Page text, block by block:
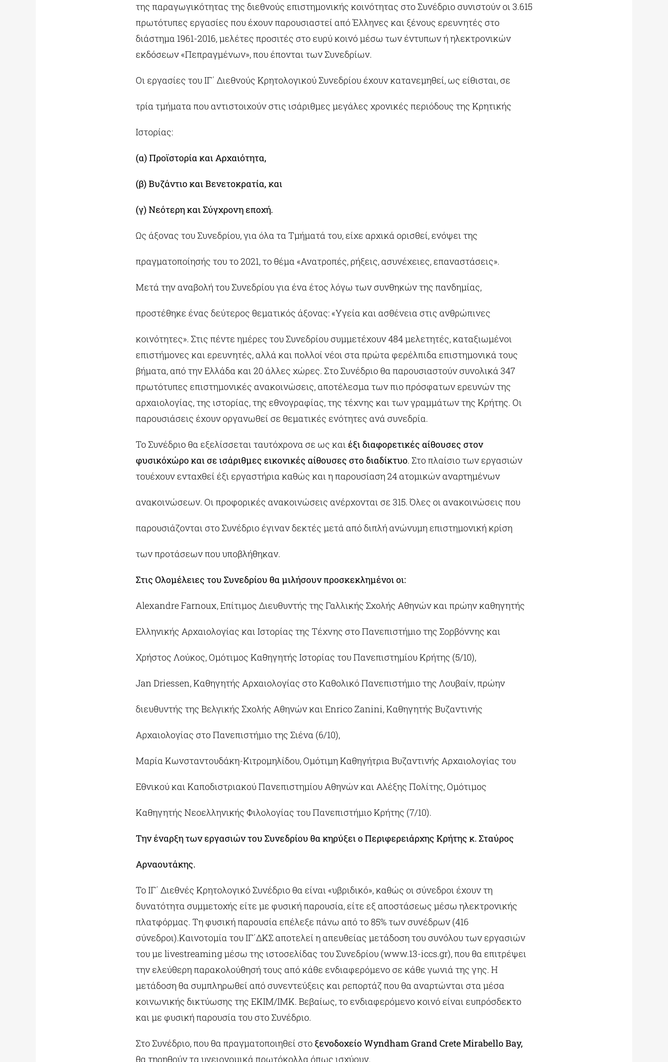
της παραγωγικότητας της διεθνούς επιστημονικής κοινότητας στο Συνέδριο συνιστούν οι 3.615
πρωτότυπες εργασίες που έχουν παρουσιαστεί από Έλληνες και ξένους ερευνητές στο
διάστημα 1961-2016, μελέτες προσιτές στο ευρύ κοινό μέσω των έντυπων ή ηλεκτρονικών
εκδόσεων «Πεπραγμένων», που έπονται των Συνεδρίων.
Οι εργασίες του ΙΓ΄ Διεθνούς Κρητολογικού Συνεδρίου έχουν κατανεμηθεί, ως είθισται, σε
τρία τμήματα που αντιστοιχούν στις ισάριθμες μεγάλες χρονικές περιόδους της Κρητικής
Ιστορίας:
(α) Προϊστορία και Αρχαιότητα,
(β) Βυζάντιο και Βενετοκρατία, και
(γ) Νεότερη και Σύγχρονη εποχή.
Ως άξονας του Συνεδρίου, για όλα τα Τμήματά του, είχε αρχικά ορισθεί, ενόψει της
πραγματοποίησής του το 2021, το θέμα «Ανατροπές, ρήξεις, ασυνέχειες, επαναστάσεις».
Μετά την αναβολή του Συνεδρίου για ένα έτος λόγω των συνθηκών της πανδημίας,
προστέθηκε ένας δεύτερος θεματικός άξονας: «Υγεία και ασθένεια στις ανθρώπινες
κοινότητες». Στις πέντε ημέρες του Συνεδρίου συμμετέχουν 484 μελετητές, καταξιωμένοι
επιστήμονες και ερευνητές, αλλά και πολλοί νέοι στα πρώτα φερέλπιδα επιστημονικά τους
βήματα, από την Ελλάδα και 20 άλλες χώρες. Στο Συνέδριο θα παρουσιαστούν συνολικά 347
πρωτότυπες επιστημονικές ανακοινώσεις, αποτέλεσμα των πιο πρόσφατων ερευνών της
αρχαιολογίας, της ιστορίας, της εθνογραφίας, της τέχνης και των γραμμάτων της Κρήτης. Οι
παρουσιάσεις έχουν οργανωθεί σε θεματικές ενότητες ανά συνεδρία.
Το Συνέδριο θα εξελίσσεται ταυτόχρονα σε ως και έξι διαφορετικές αίθουσες στον
φυσικόχώρο και σε ισάριθμες εικονικές αίθουσες στο διαδίκτυο. Στο πλαίσιο των εργασιών
τουέχουν ενταχθεί έξι εργαστήρια καθώς και η παρουσίαση 24 ατομικών αναρτημένων
ανακοινώσεων. Οι προφορικές ανακοινώσεις ανέρχονται σε 315. Όλες οι ανακοινώσεις που
παρουσιάζονται στο Συνέδριο έγιναν δεκτές μετά από διπλή ανώνυμη επιστημονική κρίση
των προτάσεων που υποβλήθηκαν.
Στις Ολομέλειες του Συνεδρίου θα μιλήσουν προσκεκλημένοι οι:
Alexandre Farnoux, Επίτιμος Διευθυντής της Γαλλικής Σχολής Αθηνών και πρώην καθηγητής
Ελληνικής Αρχαιολογίας και Ιστορίας της Τέχνης στο Πανεπιστήμιο της Σορβόννης και
Χρήστος Λούκος, Ομότιμος Καθηγητής Ιστορίας του Πανεπιστημίου Κρήτης (5/10),
Jan Driessen, Καθηγητής Αρχαιολογίας στο Καθολικό Πανεπιστήμιο της Λουβαίν, πρώην
διευθυντής της Βελγικής Σχολής Αθηνών και Enrico Zanini, Καθηγητής Βυζαντινής
Αρχαιολογίας στο Πανεπιστήμιο της Σιένα (6/10),
Μαρία Κωνσταντουδάκη-Κιτρομηλίδου, Ομότιμη Καθηγήτρια Βυζαντινής Αρχαιολογίας του
Εθνικού και Καποδιστριακού Πανεπιστημίου Αθηνών και Αλέξης Πολίτης, Ομότιμος
Καθηγητής Νεοελληνικής Φιλολογίας του Πανεπιστήμιο Κρήτης (7/10).
Την έναρξη των εργασιών του Συνεδρίου θα κηρύξει ο Περιφερειάρχης Κρήτης κ. Σταύρος
Αρναουτάκης.
Το ΙΓ΄ Διεθνές Κρητολογικό Συνέδριο θα είναι «υβριδικό», καθώς οι σύνεδροι έχουν τη
δυνατότητα συμμετοχής είτε με φυσική παρουσία, είτε εξ αποστάσεως μέσω ηλεκτρονικής
πλατφόρμας. Τη φυσική παρουσία επέλεξε πάνω από το 85% των συνέδρων (416
σύνεδροι).Καινοτομία του ΙΓ΄ΔΚΣ αποτελεί η απευθείας μετάδοση του συνόλου των εργασιών
του με livestreaming μέσω της ιστοσελίδας του Συνεδρίου (www.13-iccs.gr), που θα επιτρέψει
την ελεύθερη παρακολούθησή τους από κάθε ενδιαφερόμενο σε κάθε γωνιά της γης. Η
μετάδοση θα συμπληρωθεί από συνεντεύξεις και ρεπορτάζ που θα αναρτώνται στα μέσα
κοινωνικής δικτύωσης της ΕΚΙΜ/ΙΜΚ. Βεβαίως, το ενδιαφερόμενο κοινό είναι ευπρόσδεκτο
και με φυσική παρουσία του στο Συνέδριο.
Στο Συνέδριο, που θα πραγματοποιηθεί στοξενοδοχείοWyndhamGrandCreteMirabelloBay,
θα τηρηθούν τα υγειονομικά πρωτόκολλα όπως ισχύουν.